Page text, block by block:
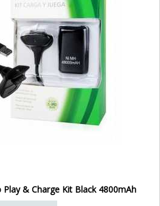
& Charge Kit Black 4800mAh